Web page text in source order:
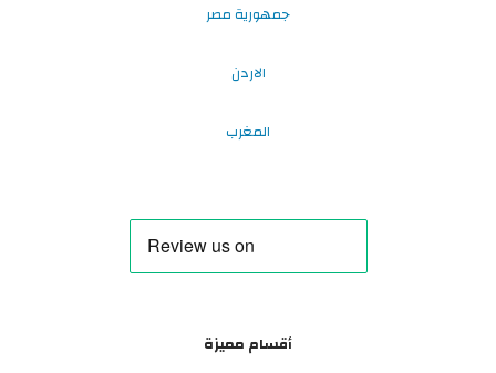
جمهورية مصر
الاردن
المغرب
أقسام مميزة